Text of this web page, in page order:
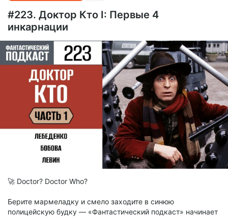
#223. Доктор Кто I: Первые 4
инкарнации
🚀 Doctor? Doctor Who?
Берите мармеладку и смело заходите в синюю
полицейскую будку — «Фантастический подкаст» начинает